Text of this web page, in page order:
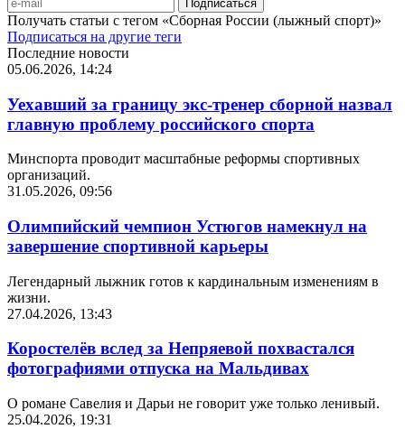
Получать статьи с тегом «Сборная России (лыжный спорт)»
Подписаться на другие теги
Последние новости
05.06.2026, 14:24
Уехавший за границу экс-тренер сборной назвал
главную проблему российского спорта
Минспорта проводит масштабные реформы спортивных
организаций.
31.05.2026, 09:56
Олимпийский чемпион Устюгов намекнул на
завершение спортивной карьеры
Легендарный лыжник готов к кардинальным изменениям в
жизни.
27.04.2026, 13:43
Коростелёв вслед за Непряевой похвастался
фотографиями отпуска на Мальдивах
О романе Савелия и Дарьи не говорит уже только ленивый.
25.04.2026, 19:31